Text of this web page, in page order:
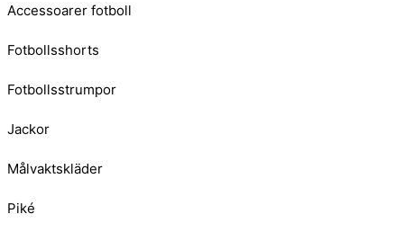
Accessoarer fotboll
Fotbollsshorts
Fotbollsstrumpor
Jackor
Målvaktskläder
Piké